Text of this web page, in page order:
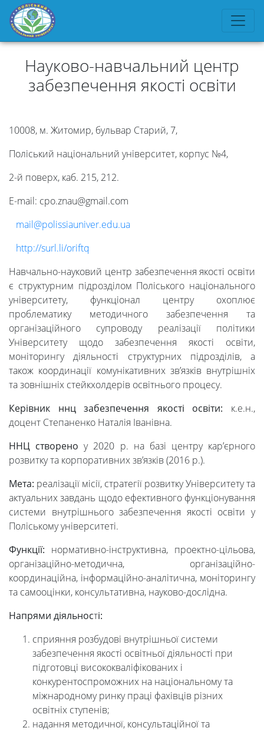
Університет
Вибори
ректора
Освітня
діяльність
Абітурієнтам
Наука
Міжнародна
діяльність
Foreign
Students
Студенту
Науково-навчальний центр
забезпечення якості освіти
10008, м. Житомир, бульвар Старий, 7,
Поліський національний університет, корпус №4,
2-й поверх, каб. 215, 212.
Е-mail: cpo.znau@gmail.com
mail@polissiauniver.edu.ua
http://surl.li/oriftq
Навчально-науковий центр забезпечення якості освіти
є структурним підрозділом Поліського національного
університету, функціонал центру охоплює
проблематику методичного забезпечення та
організаційного супроводу реалізації політики
Університету щодо забезпечення якості освіти,
моніторингу діяльності структурних підрозділів, а
також координації комунікативних зв’язків внутрішніх
та зовнішніх стейкхолдерів освітнього процесу.
Керівник ннц забезпечення якості освіти: к.е.н.,
доцент Степаненко Наталія Іванівна.
ННЦ створеноу 2020 р. на базі центру кар’єрного
розвитку та корпоративних зв’язків (2016 р.).
Мета: реалізації місії, стратегії розвитку Університету та
актуальних завдань щодо ефективного функціонування
системи внутрішнього забезпечення якості освіти у
Поліському університеті.
Функції: нормативно-інструктивна, проектно-цільова,
організаційно-методична, організаційно-
координаційна, інформаційно-аналітична, моніторингу
та самооцінки, консультативна, науково-дослідна.
Напрями діяльності:
сприяння розбудові внутрішньої системи
забезпечення якості освітньої діяльності при
підготовці висококваліфікованих і
конкурентоспроможних на національному та
міжнародному ринку праці фахівців різних
освітніх ступенів;
надання методичної, консультаційної та